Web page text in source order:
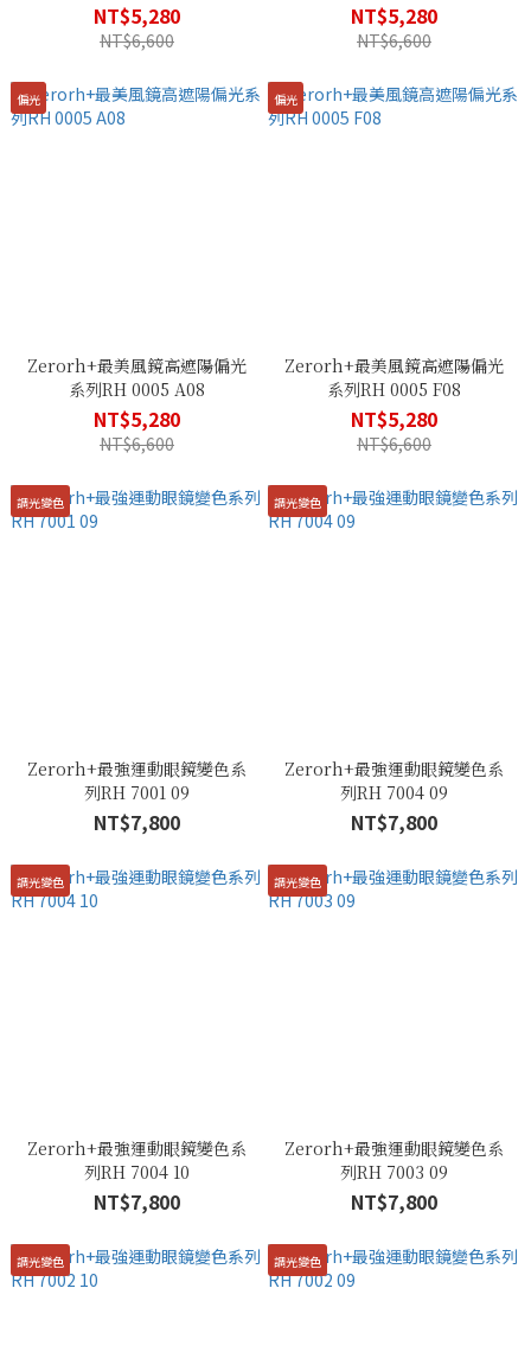
NT$5,280
NT$6,600
NT$5,280
NT$6,600
偏光
Zerorh+最美風鏡高遮陽偏光
系列RH 0005 A08
NT$5,280
NT$6,600
偏光
Zerorh+最美風鏡高遮陽偏光
系列RH 0005 F08
NT$5,280
NT$6,600
調光變色
Zerorh+最強運動眼鏡變色系
列RH 7001 09
NT$7,800
調光變色
Zerorh+最強運動眼鏡變色系
列RH 7004 09
NT$7,800
調光變色
Zerorh+最強運動眼鏡變色系
列RH 7004 10
NT$7,800
調光變色
Zerorh+最強運動眼鏡變色系
列RH 7003 09
NT$7,800
調光變色 調光變色